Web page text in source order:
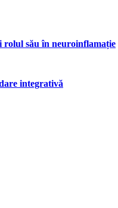
rolul său în neuroinflamație
integrativă